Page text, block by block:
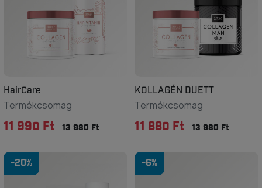
HairCare
Termékcsomag
11 990 Ft 13 980 Ft
KOLLAGÉN DUETT
Termékcsomag
11 880 Ft 13 980 Ft
-20% -6%